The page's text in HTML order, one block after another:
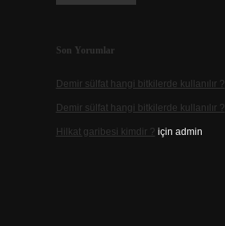
Son Yorumlar
Demir sülfat hangi bitkilerde kullanılır ?
Demir sülfat hangi bitkilerde kullanılır ?
Hilkat garibesi kimdir ? için admin